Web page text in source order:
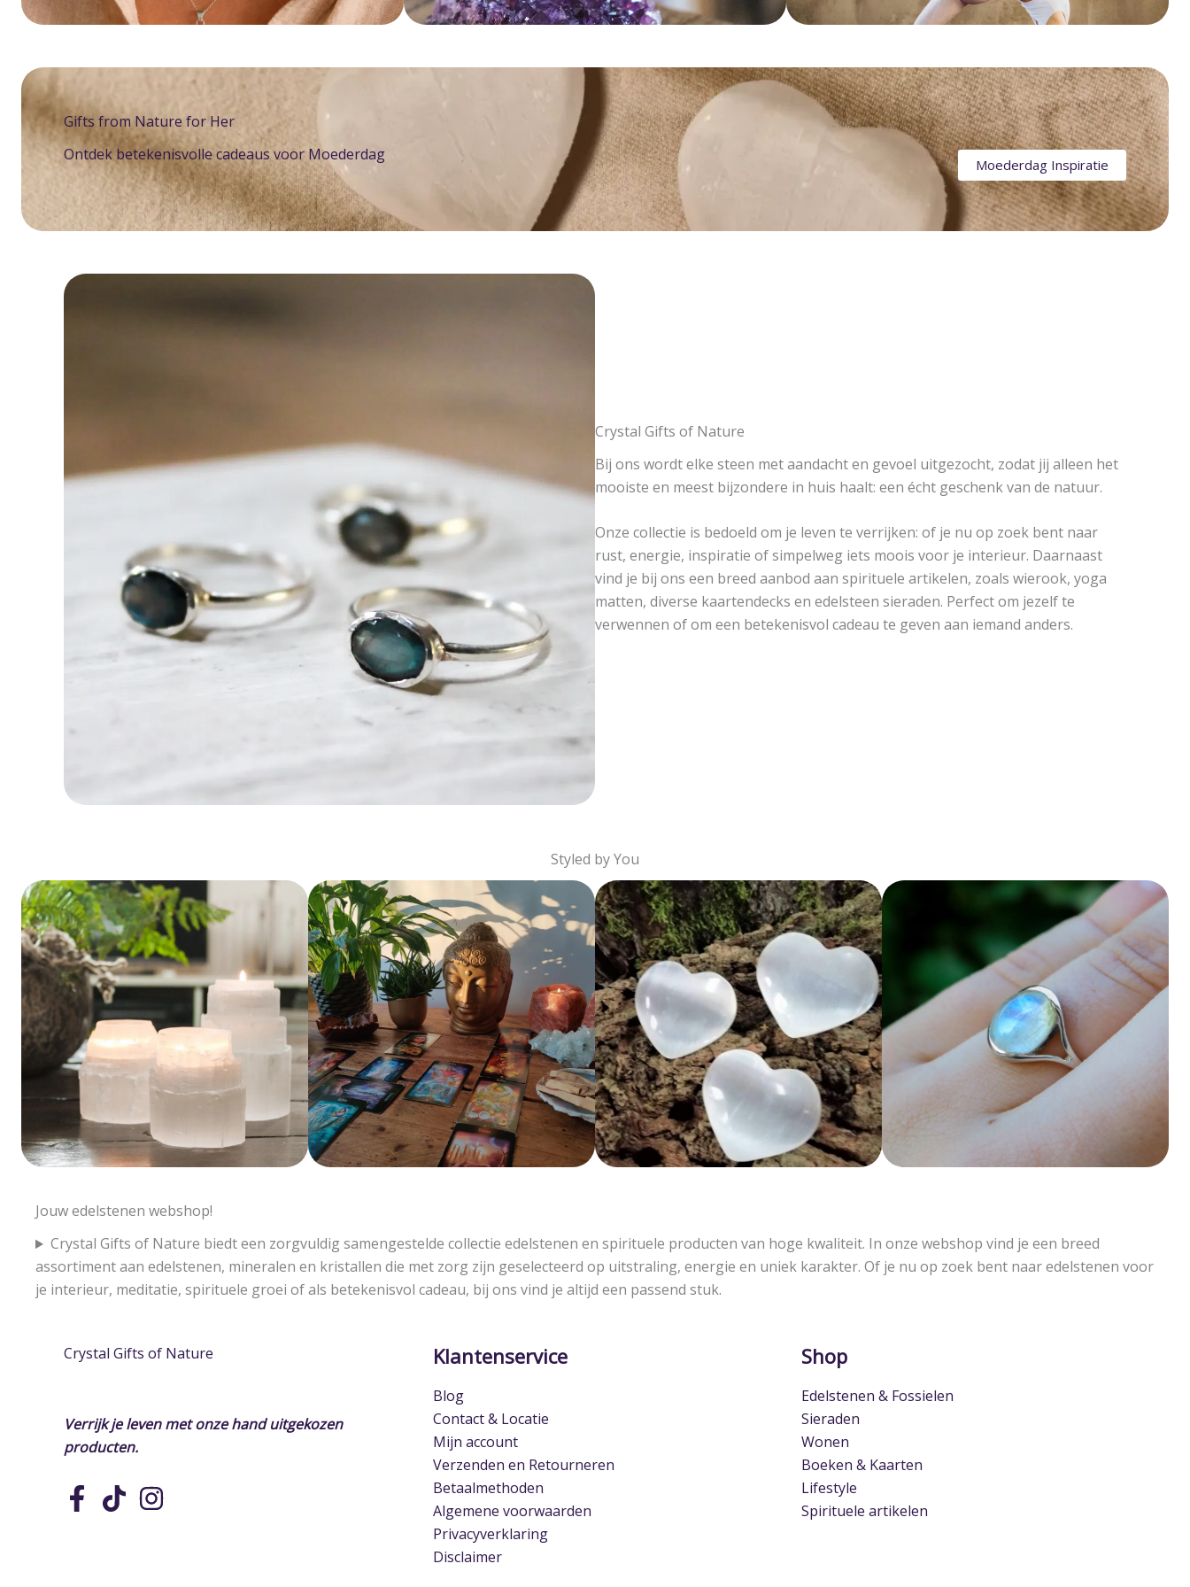
Gifts from Nature for Her
Ontdek betekenisvolle cadeaus voor Moederdag
Moederdag Inspiratie
Crystal Gifts of Nature
Bij ons wordt elke steen met aandacht en gevoel uitgezocht, zodat jij alleen het
mooiste en meest bijzondere in huis haalt: een écht geschenk van de natuur.
Onze collectie is bedoeld om je leven te verrijken: of je nu op zoek bent naar
rust, energie, inspiratie of simpelweg iets moois voor je interieur. Daarnaast
vind je bij ons een breed aanbod aan spirituele artikelen, zoals wierook, yoga
matten, diverse kaartendecks en edelsteen sieraden. Perfect om jezelf te
verwennen of om een betekenisvol cadeau te geven aan iemand anders.
Styled by You
Jouw edelstenen webshop!
Crystal Gifts of Nature biedt een zorgvuldig samengestelde collectie edelstenen en spirituele producten van hoge kwaliteit. In onze webshop vind je een breed
assortiment aan edelstenen, mineralen en kristallen die met zorg zijn geselecteerd op uitstraling, energie en uniek karakter. Of je nu op zoek bent naar edelstenen voor
je interieur, meditatie, spirituele groei of als betekenisvol cadeau, bij ons vind je altijd een passend stuk.
Crystal Gifts of Nature
Verrijk je leven met onze hand uitgekozen
producten.
Klantenservice
Blog
Contact & Locatie
Mijn account
Verzenden en Retourneren
Betaalmethoden
Algemene voorwaarden
Privacyverklaring
Disclaimer
Shop
Edelstenen & Fossielen
Sieraden
Wonen
Boeken & Kaarten
Lifestyle
Spirituele artikelen